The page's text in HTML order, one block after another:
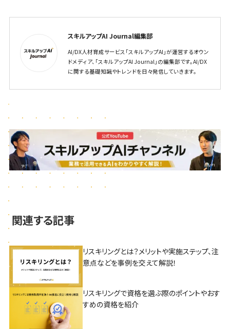
スキルアップAI Journal編集部
AI/DX人材育成サービス「スキルアップAI」が運営するオウン
ドメディア、「スキルアップAI Journal」の編集部です。AI/DX
に関する基礎知識やトレンドを日々発信していきます。
関連する記事
リスキリングとは？メリットや実施ステップ、注
意点などを事例を交えて解説！
リスキリングで資格を選ぶ際のポイントやおす
すめの資格を紹介